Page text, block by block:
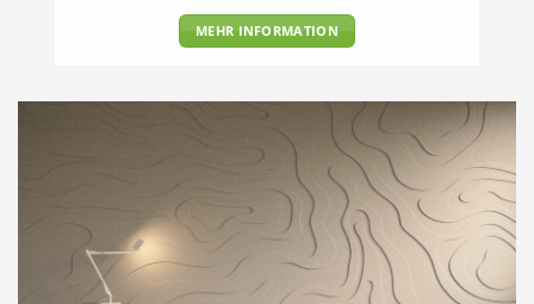
MEHR INFORMATION